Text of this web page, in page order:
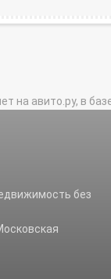
на авито.ру, в
без